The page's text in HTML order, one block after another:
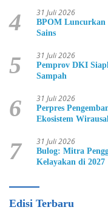
4 31 Juli 2026
BPOM Luncurkan
Sains
5 31 Juli 2026
Pemprov DKI
Sampah
6 31 Juli 2026
Perpres
Ekosistem
7 31 Juli 2026
Bulog: Mitra
Kelayakan di 2027
Edisi Terbaru